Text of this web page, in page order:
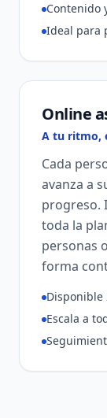
Contenido
Ideal para
Online
A tu ritmo,
Cada
avanza a
progreso.
toda la
personas
forma
Disponible
Escala a